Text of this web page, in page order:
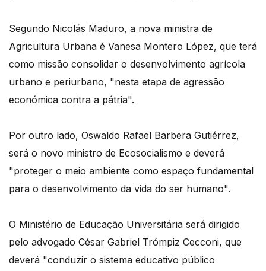
Segundo Nicolás Maduro, a nova ministra de
Agricultura Urbana é Vanesa Montero López, que terá
como missão consolidar o desenvolvimento agrícola
urbano e periurbano, "nesta etapa de agressão
económica contra a pátria".
Por outro lado, Oswaldo Rafael Barbera Gutiérrez,
será o novo ministro de Ecosocialismo e deverá
"proteger o meio ambiente como espaço fundamental
para o desenvolvimento da vida do ser humano".
O Ministério de Educação Universitária será dirigido
pelo advogado César Gabriel Trómpiz Cecconi, que
deverá "conduzir o sistema educativo público